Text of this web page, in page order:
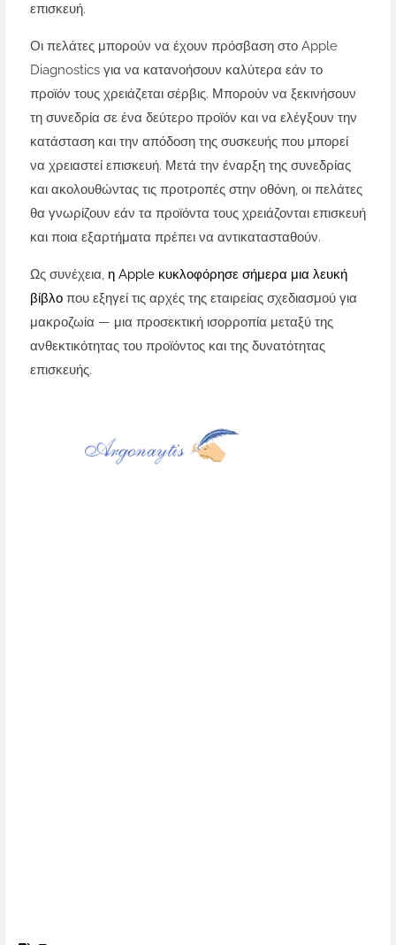
επισκευή.
Οι πελάτες μπορούν να έχουν πρόσβαση στο Apple
Diagnostics για να κατανοήσουν καλύτερα εάν το
προϊόν τους χρειάζεται σέρβις. Μπορούν να ξεκινήσουν
τη συνεδρία σε ένα δεύτερο προϊόν και να ελέγξουν την
κατάσταση και την απόδοση της συσκευής που μπορεί
να χρειαστεί επισκευή. Μετά την έναρξη της συνεδρίας
και ακολουθώντας τις προτροπές στην οθόνη, οι πελάτες
θα γνωρίζουν εάν τα προϊόντα τους χρειάζονται επισκευή
και ποια εξαρτήματα πρέπει να αντικατασταθούν.
Ως συνέχεια, η Apple κυκλοφόρησε σήμερα μια λευκή
βίβλο που εξηγεί τις αρχές της εταιρείας σχεδιασμού για
μακροζωία — μια προσεκτική ισορροπία μεταξύ της
ανθεκτικότητας του προϊόντος και της δυνατότητας
επισκευής.